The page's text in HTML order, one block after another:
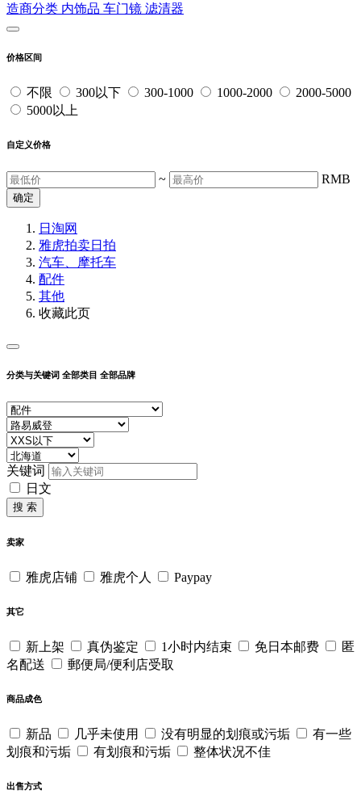
造商分类 内饰品 车门镜 滤清器
价格区间
不限 300以下 300-1000 1000-2000
2000-5000
5000以上
自定义价格
~ RMB
确定
日淘网
雅虎拍卖日拍
汽车、摩托车
配件
其他
收藏此页
分类与关键词 全部类目 全部品牌
关键词
日文
搜 索
卖家
雅虎店铺 雅虎个人 Paypay
其它
新上架 真伪鉴定 1小时内结束 免日本邮费
匿
名配送
郵便局/便利店受取
商品成色
新品 几乎未使用 没有明显的划痕或污垢
有一些
划痕和污垢
有划痕和污垢 整体状况不佳
出售方式